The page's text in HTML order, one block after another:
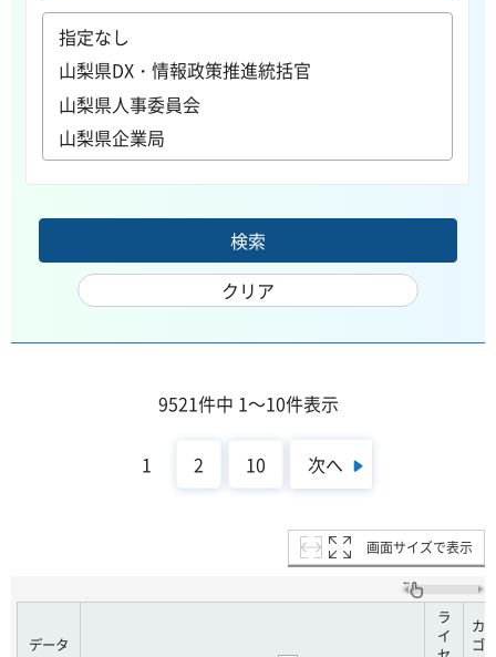
9521件中 1～10件表示
1 2 10 次へ
画面サイズで表示
データ
ラ
イ
カ
ゴ